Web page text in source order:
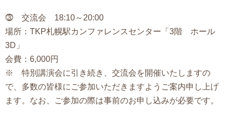
⓷ 交流会 18:10～20:00
場所：TKP札幌駅カンファレンスセンター「3階 ホール
3D」
会費：6,000円
※ 特別講演会に引き続き、交流会を開催いたしますの
で、多数の皆様にご参加いただきますようご案内申し上げ
ます。なお、ご参加の際は事前のお申し込みが必要です。